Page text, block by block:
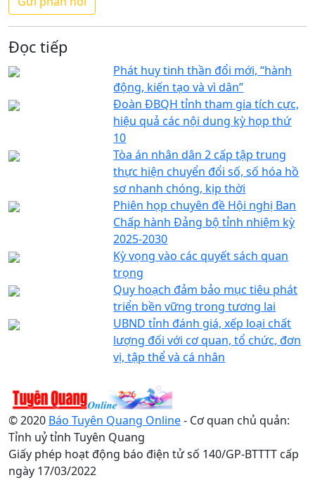
Đọc tiếp
Phát huy tinh thần đổi mới, “hành
động, kiến tạo và vì dân”
Đoàn ĐBQH tỉnh tham gia tích cực,
hiệu quả các nội dung kỳ họp thứ
10
Tòa án nhân dân 2 cấp tập trung
thực hiện chuyển đổi số, số hóa hồ
sơ nhanh chóng, kịp thời
Phiên họp chuyên đề Hội nghị Ban
Chấp hành Đảng bộ tỉnh nhiệm kỳ
2025-2030
Kỳ vọng vào các quyết sách quan
trọng
Quy hoạch đảm bảo mục tiêu phát
triển bền vững trong tương lai
UBND tỉnh đánh giá, xếp loại chất
lượng đối với cơ quan, tổ chức, đơn
vị, tập thể và cá nhân
© 2020 Báo Tuyên Quang Online- Cơ quan chủ quản:
Tỉnh uỷ tỉnh Tuyên Quang
Giấy phép hoạt động báo điện tử số 140/GP-BTTTT cấp
ngày 17/03/2022